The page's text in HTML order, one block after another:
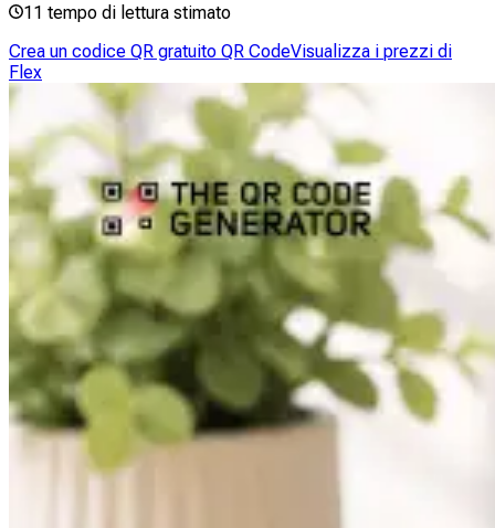
11 tempo di lettura stimato
Crea un codice QR gratuito QR CodeVisualizza i prezzi di
Flex